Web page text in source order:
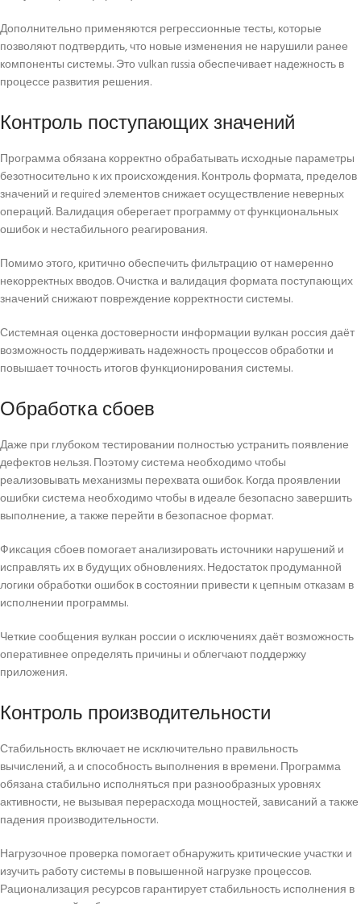
Дополнительно применяются регрессионные тесты, которые
позволяют подтвердить, что новые изменения не нарушили ранее
компоненты системы. Это vulkan russia обеспечивает надежность в
процессе развития решения.
Контроль поступающих значений
Программа обязана корректно обрабатывать исходные параметры
безотносительно к их происхождения. Контроль формата, пределов
значений и required элементов снижает осуществление неверных
операций. Валидация оберегает программу от функциональных
ошибок и нестабильного реагирования.
Помимо этого, критично обеспечить фильтрацию от намеренно
некорректных вводов. Очистка и валидация формата поступающих
значений снижают повреждение корректности системы.
Системная оценка достоверности информации вулкан россия даёт
возможность поддерживать надежность процессов обработки и
повышает точность итогов функционирования системы.
Обработка сбоев
Даже при глубоком тестировании полностью устранить появление
дефектов нельзя. Поэтому система необходимо чтобы
реализовывать механизмы перехвата ошибок. Когда проявлении
ошибки система необходимо чтобы в идеале безопасно завершить
выполнение, а также перейти в безопасное формат.
Фиксация сбоев помогает анализировать источники нарушений и
исправлять их в будущих обновлениях. Недостаток продуманной
логики обработки ошибок в состоянии привести к цепным отказам в
исполнении программы.
Четкие сообщения вулкан россии о исключениях даёт возможность
оперативнее определять причины и облегчают поддержку
приложения.
Контроль производительности
Стабильность включает не исключительно правильность
вычислений, а и способность выполнения в времени. Программа
обязана стабильно исполняться при разнообразных уровнях
активности, не вызывая перерасхода мощностей, зависаний а также
падения производительности.
Нагрузочное проверка помогает обнаружить критические участки и
изучить работу системы в повышенной нагрузке процессов.
Рационализация ресурсов гарантирует стабильность исполнения в